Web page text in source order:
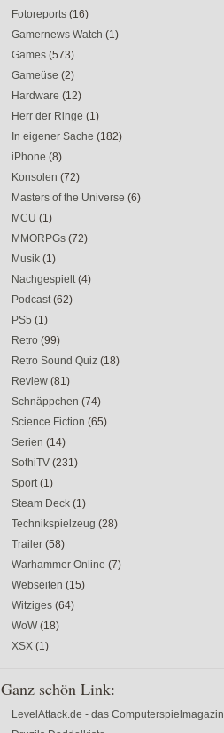
Fotoreports (16)
Gamernews Watch (1)
Games (573)
Gameüse (2)
Hardware (12)
Herr der Ringe (1)
In eigener Sache (182)
iPhone (8)
Konsolen (72)
Masters of the Universe (6)
MCU (1)
MMORPGs (72)
Musik (1)
Nachgespielt (4)
Podcast (62)
PS5 (1)
Retro (99)
Retro Sound Quiz (18)
Review (81)
Schnäppchen (74)
Science Fiction (65)
Serien (14)
SothiTV (231)
Sport (1)
Steam Deck (1)
Technikspielzeug (28)
Trailer (58)
Warhammer Online (7)
Webseiten (15)
Witziges (64)
WoW (18)
XSX (1)
Ganz schön Link:
LevelAttack.de - das Computerspielmagazin